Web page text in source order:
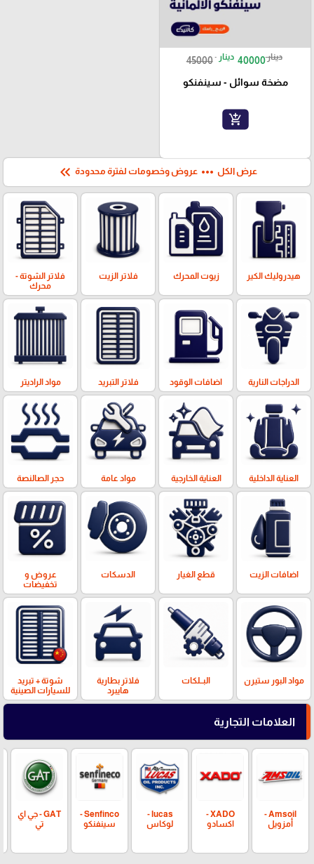
45000 دينار40000 دينار
مضخة سوائل - سينفنكو
add_shopping_cart
عرض الكل more_horiz عروض وخصومات لفترة محدودة keyboard_double_arrow_left
هيدروليك الكير زيوت المحرك فلاتر الزيت
فلاتر الشوتة -
محرك
الدراجات النارية اضافات الوقود فلاتر التبريد مواد الراديتر
العناية الداخلية العناية الخارجية مواد عامة حجر الصالنصة
اضافات الزيت قطع الغيار الدسكات
عروض و
تخفيضات
مواد البور ستيرن البــلكات
فلاتر بطارية
هايبرد
شوتة + تبريد
للسيارات الصينية
العلامات التجارية
Amsoil -
أمزويل
XADO -
اكسادو
lucas -
لوكاس
Senfinco -
سينفنكو
GAT - جي اي
تي